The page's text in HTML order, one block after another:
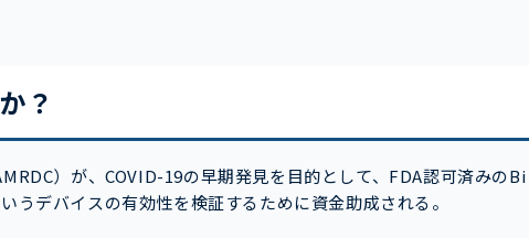
？
）が、COVID-19の早期発見を目的として、FDA認可済みのBi
デバイスの有効性を検証するために資金助成される。